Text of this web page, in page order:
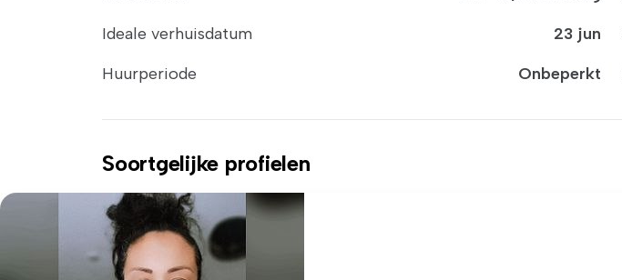
Ideale verhuisdatum
23 jun
Huurperiode
Onbeperkt
Soortgelijke profielen